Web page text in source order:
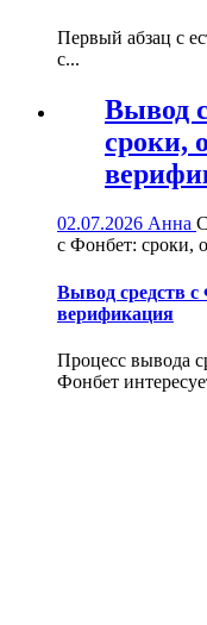
Первый абзац с
с...
Вывод
сроки,
02.07.2026 Анна
с Фонбет: сроки,
Вывод средств
верификация
Процесс вывода
Фонбет